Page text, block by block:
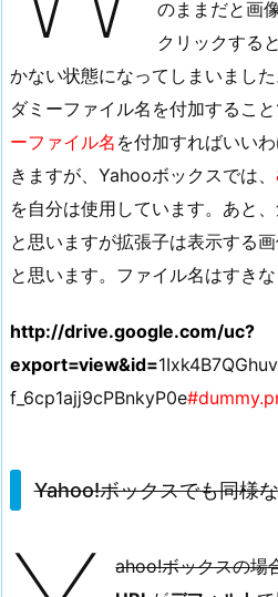
方
法
3.
こ
ま
だ
と、
W
r
d
s
画
のままだと画
クリックする
かない状態になってしまいまし
ダミーファイル名を付加すること
ーファイル名 を付加すればいいわ
きますが、Yahooボックスでは、
を自分は使用しています。あと
と思いますが拡張子は表示する
と思います。ファイル名はすきな
http://drive.google.com/uc?
export=view&id=
f_6cp1ajj9cPBnkyP0e
Yahoo!ボックスでも同様
ahoo!ボックスの場